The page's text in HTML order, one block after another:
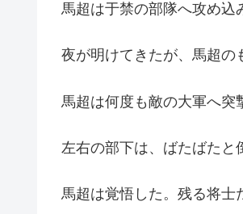
馬超は于禁の部隊へ攻め込
夜が明けてきたが、馬超の
馬超は何度も敵の大軍へ突
左右の部下は、ばたばたと
馬超は覚悟した。残る将士